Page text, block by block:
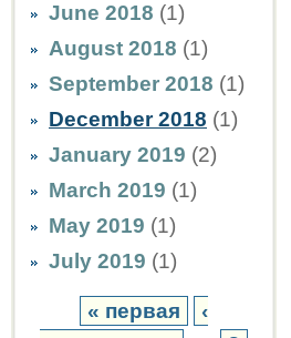
June 2018 (1)
August 2018 (1)
September 2018 (1)
December 2018 (1)
January 2019 (2)
March 2019 (1)
May 2019 (1)
July 2019 (1)
« первая
‹